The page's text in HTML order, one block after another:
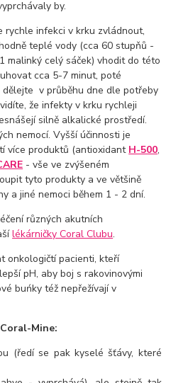
by.
rychle infekci v krku zvládnout,
teplé vody (cca 60 stupňů -
malinký celý sáček) vhodit do této
cca 5-7 minut, poté
v průběhu dne dle potřeby
že infekty v krku rychleji
silně alkalické prostředí.
nemocí. Vyšší účinnosti je
více produktů (antioxidant H-500,
- vše ve zvýšeném
tyto produkty a ve většině
a jiné nemoci během 1 - 2 dní.
různých akutních
lékárničky Coral Clubu.
onkologičtí pacienti, kteří
pH, aby boj s rakovinovými
buńky též nepřežívají v
Mine:
(ředí se pak kyselé šťávy, které